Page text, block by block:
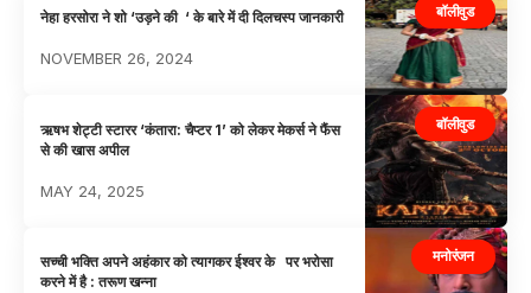
बॉलीवुड
नेहा हरसोरा ने शो ‘उड़ने की ‘ के बारे में दी दिलचस्प जानकारी
NOVEMBER 26, 2024
बॉलीवुड
ऋषभ शेट्टी स्टारर ‘कंतारा: चैप्टर 1’ को लेकर मेकर्स ने फैंस
से की खास अपील
MAY 24, 2025
मनोरंजन
सच्ची भक्ति अपने अहंकार को त्यागकर ईश्वर के पर भरोसा
करने में है : तरूण खन्ना